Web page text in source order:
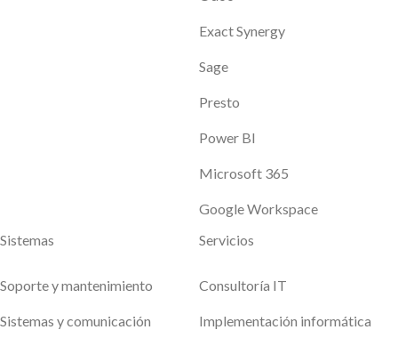
Exact Synergy
Sage
Presto
Power BI
Microsoft 365
Google Workspace
Sistemas
Soporte y mantenimiento
Sistemas y comunicación
Servicios
Consultoría IT
Implementación informática